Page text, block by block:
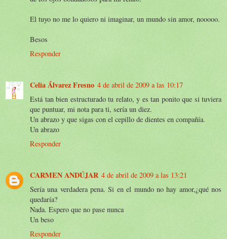
El tuyo no me lo quiero ni imaginar, un mundo sin amor, nooooo.
Besos
Responder
Celia Álvarez Fresno 4 de abril de 2009 a las 10:17
Está tan bien estructurado tu relato, y es tan ponito que si tuviera
que puntuar, mi nota para ti, sería un diez.
Un abrazo y que sigas con el cepillo de dientes en compañía.
Un abrazo
Responder
CARMEN ANDÚJAR 4 de abril de 2009 a las 13:21
Sería una verdadera pena. Si en el mundo no hay amor,¿qué nos
quedaría?
Nada. Espero que no pase nunca
Un beso
Responder